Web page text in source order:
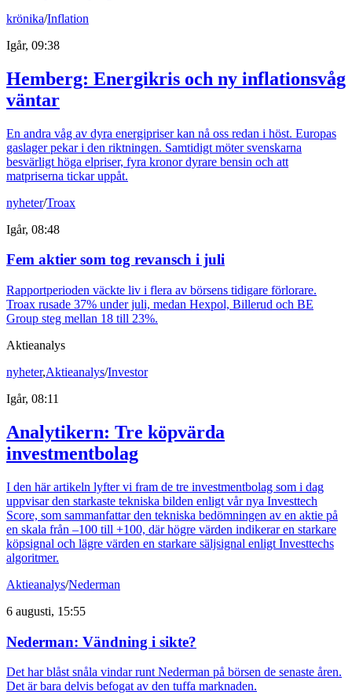
krönika/Inflation
Igår, 09:38
Hemberg: Energikris och ny inflationsvåg
väntar
En andra våg av dyra energipriser kan nå oss redan i höst. Europas
gaslager pekar i den riktningen. Samtidigt möter svenskarna
besvärligt höga elpriser, fyra kronor dyrare bensin och att
matpriserna tickar uppåt.
nyheter/Troax
Igår, 08:48
Fem aktier som tog revansch i juli
Rapportperioden väckte liv i flera av börsens tidigare förlorare.
Troax rusade 37% under juli, medan Hexpol, Billerud och BE
Group steg mellan 18 till 23%.
Aktieanalys
nyheter,Aktieanalys/Investor
Igår, 08:11
Analytikern: Tre köpvärda
investmentbolag
I den här artikeln lyfter vi fram de tre investmentbolag som i dag
uppvisar den starkaste tekniska bilden enligt vår nya Investtech
Score, som sammanfattar den tekniska bedömningen av en aktie på
en skala från –100 till +100, där högre värden indikerar en starkare
köpsignal och lägre värden en starkare säljsignal enligt Investtechs
algoritmer.
Aktieanalys/Nederman
6 augusti, 15:55
Nederman: Vändning i sikte?
Det har blåst snåla vindar runt Nederman på börsen de senaste åren.
Det är bara delvis befogat av den tuffa marknaden.